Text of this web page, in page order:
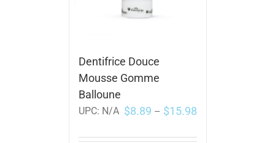
Dentifrice Douce
Mousse Gomme
Balloune
UPC: N/A $8.89 – $15.98